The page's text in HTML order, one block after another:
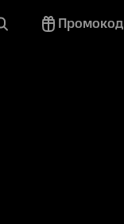
Промокод